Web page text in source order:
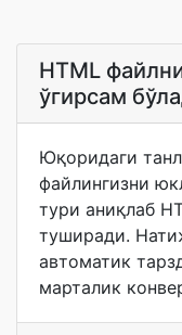
HTML
ўгирсам
Юқоридаги
файлингизни
тури аниқлаб
туширади.
автоматик
марталик